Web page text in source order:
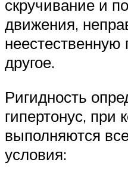
скручивание и
движения,
неестественную
другое.
Ригидность
гипертонус, при
выполняются
условия: